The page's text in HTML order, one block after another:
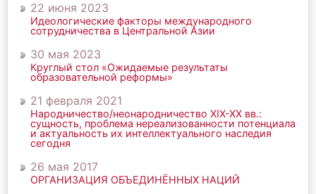
22 июня 2023
Идеологические факторы международного
сотрудничества в Центральной Азии
30 мая 2023
Круглый стол «Ожидаемые результаты
образовательной реформы»
21 февраля 2021
Народничество/неонародничество ХIХ-ХХ вв.:
сущность, проблема нереализованности потенциала
и актуальность их интеллектуального наследия
сегодня
26 мая 2017
ОРГАНИЗАЦИЯ ОБЪЕДИНЁННЫХ НАЦИЙ